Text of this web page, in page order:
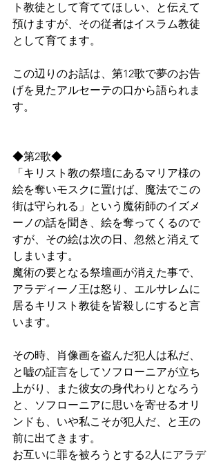
ト教徒として育ててほしい、と伝えて
預けますが、その従者はイスラム教徒
として育てます。
この辺りのお話は、第12歌で夢のお告
げを見たアルセーテの口から語られま
す。
◆第2歌◆
「キリスト教の祭壇にあるマリア様の
絵を奪いモスクに置けば、魔法でこの
街は守られる」という魔術師のイズメ
ーノの話を聞き、絵を奪ってくるので
すが、その絵は次の日、忽然と消えて
しまいます。
魔術の要となる祭壇画が消えた事で、
アラディーノ王は怒り、エルサレムに
居るキリスト教徒を皆殺しにすると言
います。
その時、肖像画を盗んだ犯人は私だ、
と嘘の証言をしてソフローニアが立ち
上がり、また彼女の身代わりとなろう
と、ソフローニアに思いを寄せるオリ
ンドも、いや私こそが犯人だ、と王の
前に出てきます。
お互いに罪を被ろうとする2人にアラデ